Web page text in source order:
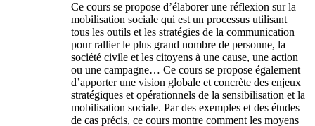
Ce cours se propose d’élaborer une réflexion sur la
mobilisation sociale qui est un processus utilisant
tous les outils et les stratégies de la communication
pour rallier le plus grand nombre de personne, la
société civile et les citoyens à une cause, une action
ou une campagne… Ce cours se propose également
d’apporter une vision globale et concrète des enjeux
stratégiques et opérationnels de la sensibilisation et la
mobilisation sociale. Par des exemples et des études
de cas précis, ce cours montre comment les moyens